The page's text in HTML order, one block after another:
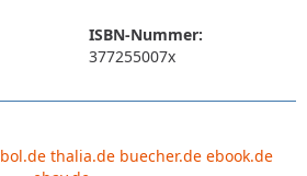
ISBN-Nummer:
377255007x
bol.de thalia.de buecher.de ebook.de